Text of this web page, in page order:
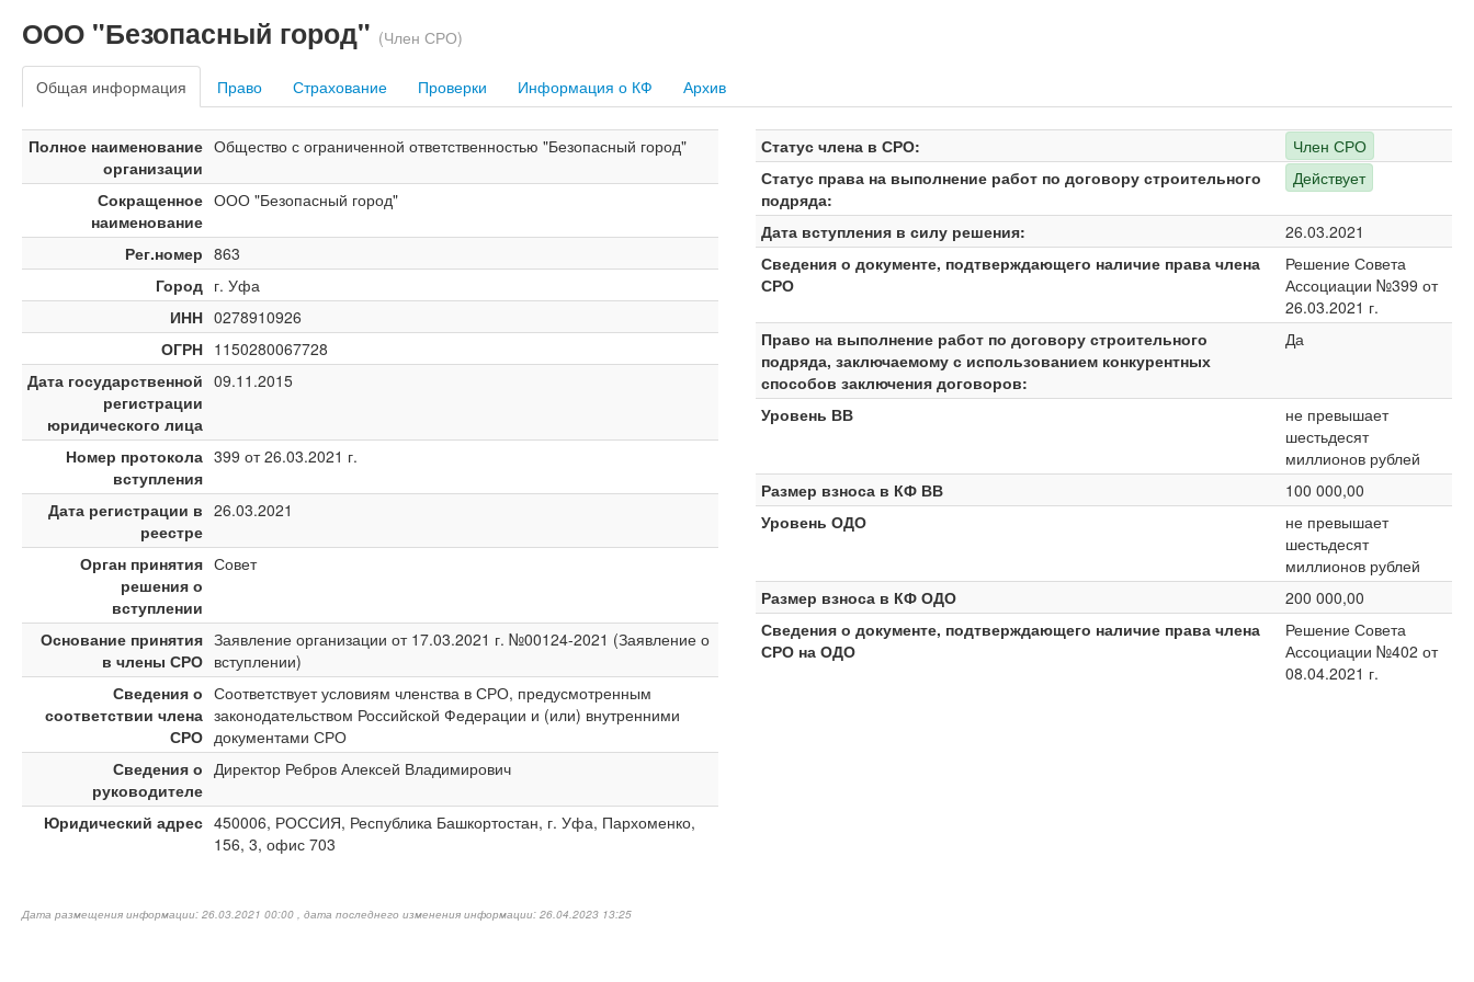
ООО "Безопасный город" (Член СРО)
Общая информация Право Страхование Проверки Информация о КФ Архив
Полное наименование
организации
Общество с ограниченной ответственностью "Безопасный город"
Сокращенное
наименование
ООО "Безопасный город"
Рег.номер 863
Город г. Уфа
ИНН 0278910926
ОГРН 1150280067728
Дата государственной
регистрации
юридического лица
09.11.2015
Номер протокола
вступления
399 от 26.03.2021 г.
Дата регистрации в
реестре
26.03.2021
Орган принятия
решения о
вступлении
Совет
Основание принятия
в члены СРО
Заявление организации от 17.03.2021 г. №00124-2021 (Заявление о
вступлении)
Сведения о
соответствии члена
СРО
Соответствует условиям членства в СРО, предусмотренным
законодательством Российской Федерации и (или) внутренними
документами СРО
Сведения о
руководителе
Директор Ребров Алексей Владимирович
Юридический адрес 450006, РОССИЯ, Республика Башкортостан, г. Уфа, Пархоменко,
156, 3, офис 703
Статус члена в СРО:
Член СРО
Статус права на выполнение работ по договору строительного
подряда:
Действует
Дата вступления в силу решения:
26.03.2021
Сведения о документе, подтверждающего наличие права члена
СРО
Решение Совета
Ассоциации №399 от
26.03.2021 г.
Право на выполнение работ по договору строительного
подряда, заключаемому с использованием конкурентных
способов заключения договоров:
Да
Уровень ВВ
не превышает
шестьдесят
миллионов рублей
Размер взноса в КФ ВВ
100 000,00
Уровень ОДО
не превышает
шестьдесят
миллионов рублей
Размер взноса в КФ ОДО
200 000,00
Сведения о документе, подтверждающего наличие права члена
СРО на ОДО
Решение Совета
Ассоциации №402 от
08.04.2021 г.
Дата размещения информации: 26.03.2021 00:00 , дата последнего изменения информации: 26.04.2023 13:25